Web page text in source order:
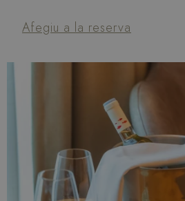
Afegiu a la reserva